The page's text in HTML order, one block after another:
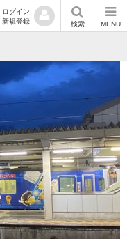
ログイン
新規登録
検索 MENU